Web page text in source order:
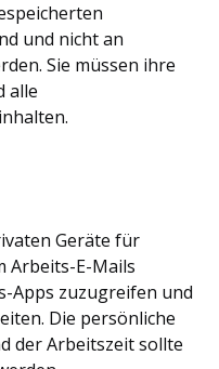
und nicht an
Sie müssen ihre
alle
Geräte für
Arbeits-E-Mails
Apps zuzugreifen und
Die persönliche
der Arbeitszeit sollte